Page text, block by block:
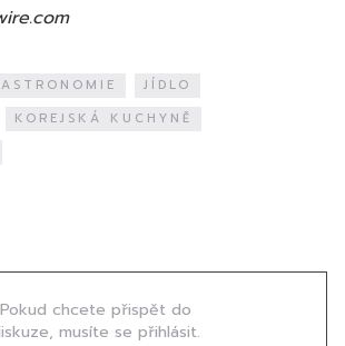
JÍDLO
KOREJSKÁ KUCHYNĚ
Pokud chcete přispět do
musíte se přihlásit.